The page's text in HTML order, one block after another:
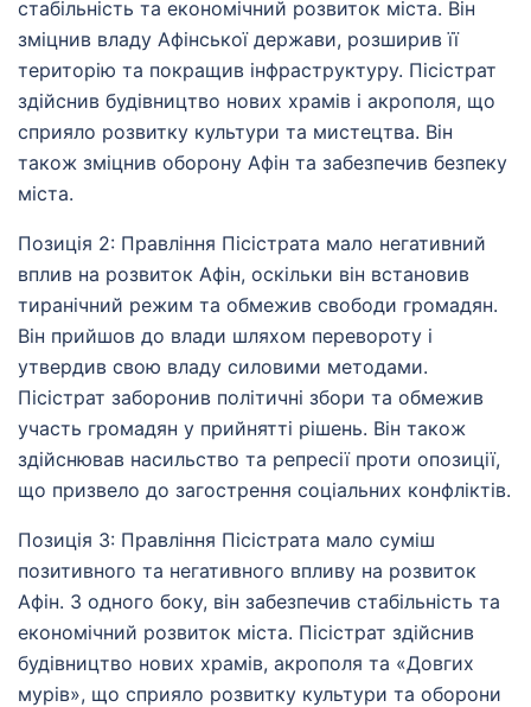
стабільність та економічний розвиток міста. Він
зміцнив владу Афінської держави, розширив її
територію та покращив інфраструктуру. Пісістрат
здійснив будівництво нових храмів і акрополя, що
сприяло розвитку культури та мистецтва. Він
також зміцнив оборону Афін та забезпечив безпеку
міста.
Позиція 2: Правління Пісістрата мало негативний
вплив на розвиток Афін, оскільки він встановив
тиранічний режим та обмежив свободи громадян.
Він прийшов до влади шляхом перевороту і
утвердив свою владу силовими методами.
Пісістрат заборонив політичні збори та обмежив
участь громадян у прийнятті рішень. Він також
здійснював насильство та репресії проти опозиції,
що призвело до загострення соціальних конфліктів.
Позиція 3: Правління Пісістрата мало суміш
позитивного та негативного впливу на розвиток
Афін. З одного боку, він забезпечив стабільність та
економічний розвиток міста. Пісістрат здійснив
будівництво нових храмів, акрополя та «Довгих
мурів», що сприяло розвитку культури та оборони